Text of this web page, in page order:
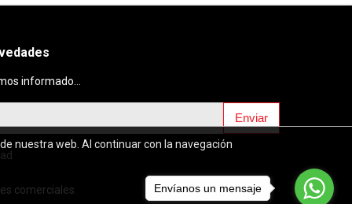
informado...
Enviar
comerciales.
nuestra web. Al continuar con la navegación
Envíanos un mensaje